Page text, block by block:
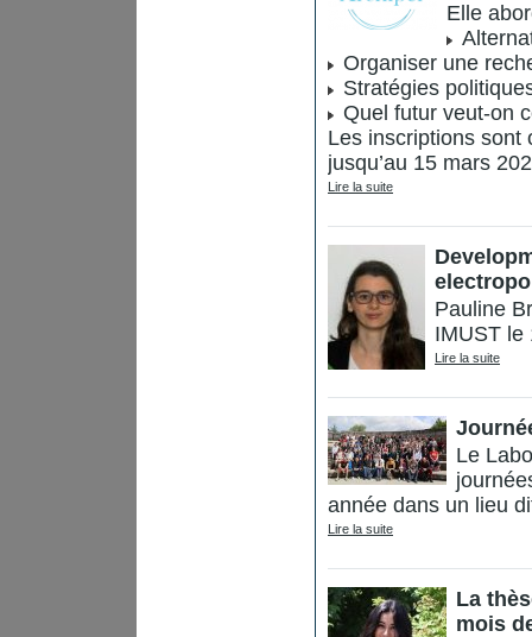
Elle
Organiser une
Stratégies
Quel futur veut-on
Les inscriptions sont
jusqu’au 15 mars
Lire la suite
Pauline
IMUST le
Lire la suite
Le
année dans un lieu
Lire la suite
La
mois